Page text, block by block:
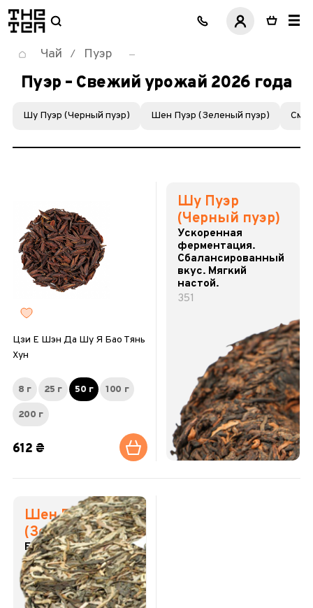
логотип
Чай / Пуэр
Пуэр – Свежий урожай 2026 года
Шу Пуэр (Черный пуэр) Шен Пуэр (Зеленый пуэр)
Цзи Е Шэн Да Шу Я Бао Тянь
Хун
8 г 25 г 50 г 100 г
200 г
612 ₴
Шу Пуэр
(Черный пуэр)
Ускоренная
ферментация.
Сбалансированный
вкус. Мягкий
настой.
351
Шен Пуэр
(Зеленый пуэр)
Естественная
ферментация.
Вдохновляет.
Обновляет силы.
185